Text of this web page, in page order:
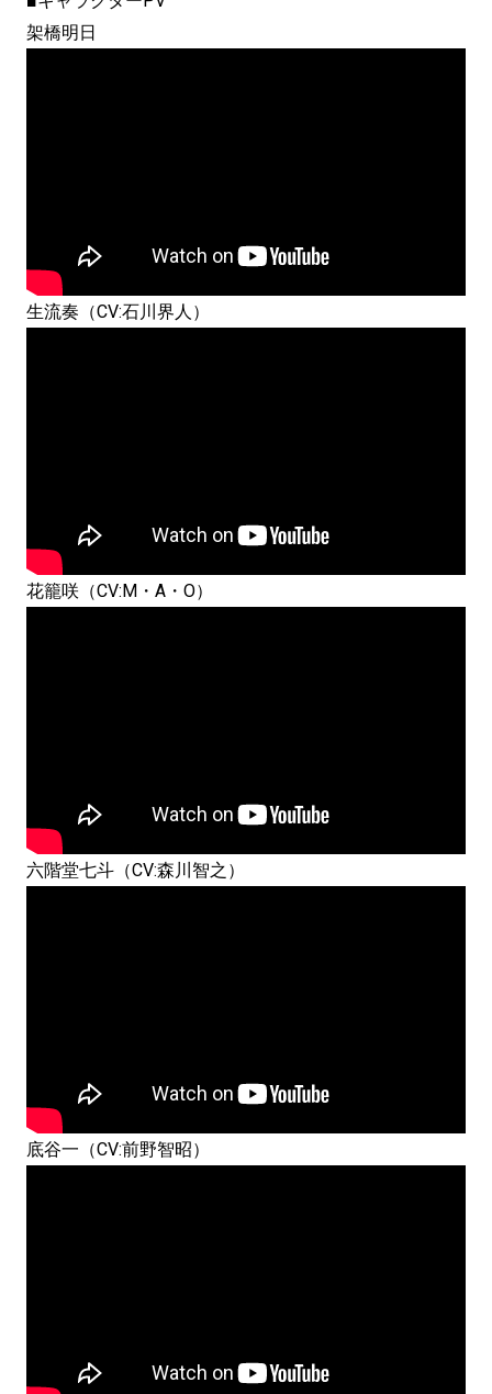
架橋明日
生流奏（CV:石川界人）
花籠咲（CV:M・A・O）
六階堂七斗（CV:森川智之）
底谷一（CV:前野智昭）